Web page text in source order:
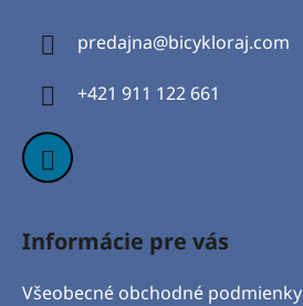
predajna@bicykloraj.com
+421 911 122 661
Informácie pre vás
Všeobecné obchodné podmienky